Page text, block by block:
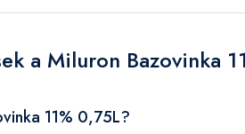
a Miluron Bazovinka
11% 0,75L?